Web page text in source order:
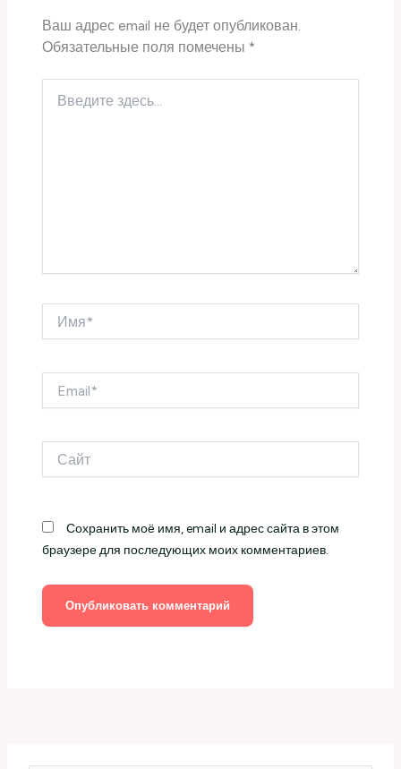
Ваш адрес email не будет опубликован.
Обязательные поля помечены*
здесь...
Сохранить моё имя, email и адрес сайта в этом
браузере для последующих моих комментариев.